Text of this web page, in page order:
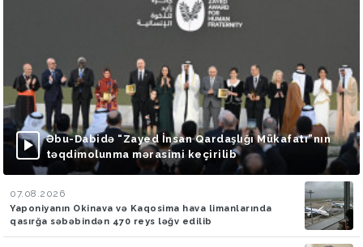
Əbu-Dabidə “Zayed İnsan Qardaşlığı Mükafatı”nın
təqdimolunma mərasimi keçirilib
07.08.2026
Yaponiyanın Okinava və Kaqosima hava limanlarında
qasırğa səbəbindən 470 reys ləğv edilib